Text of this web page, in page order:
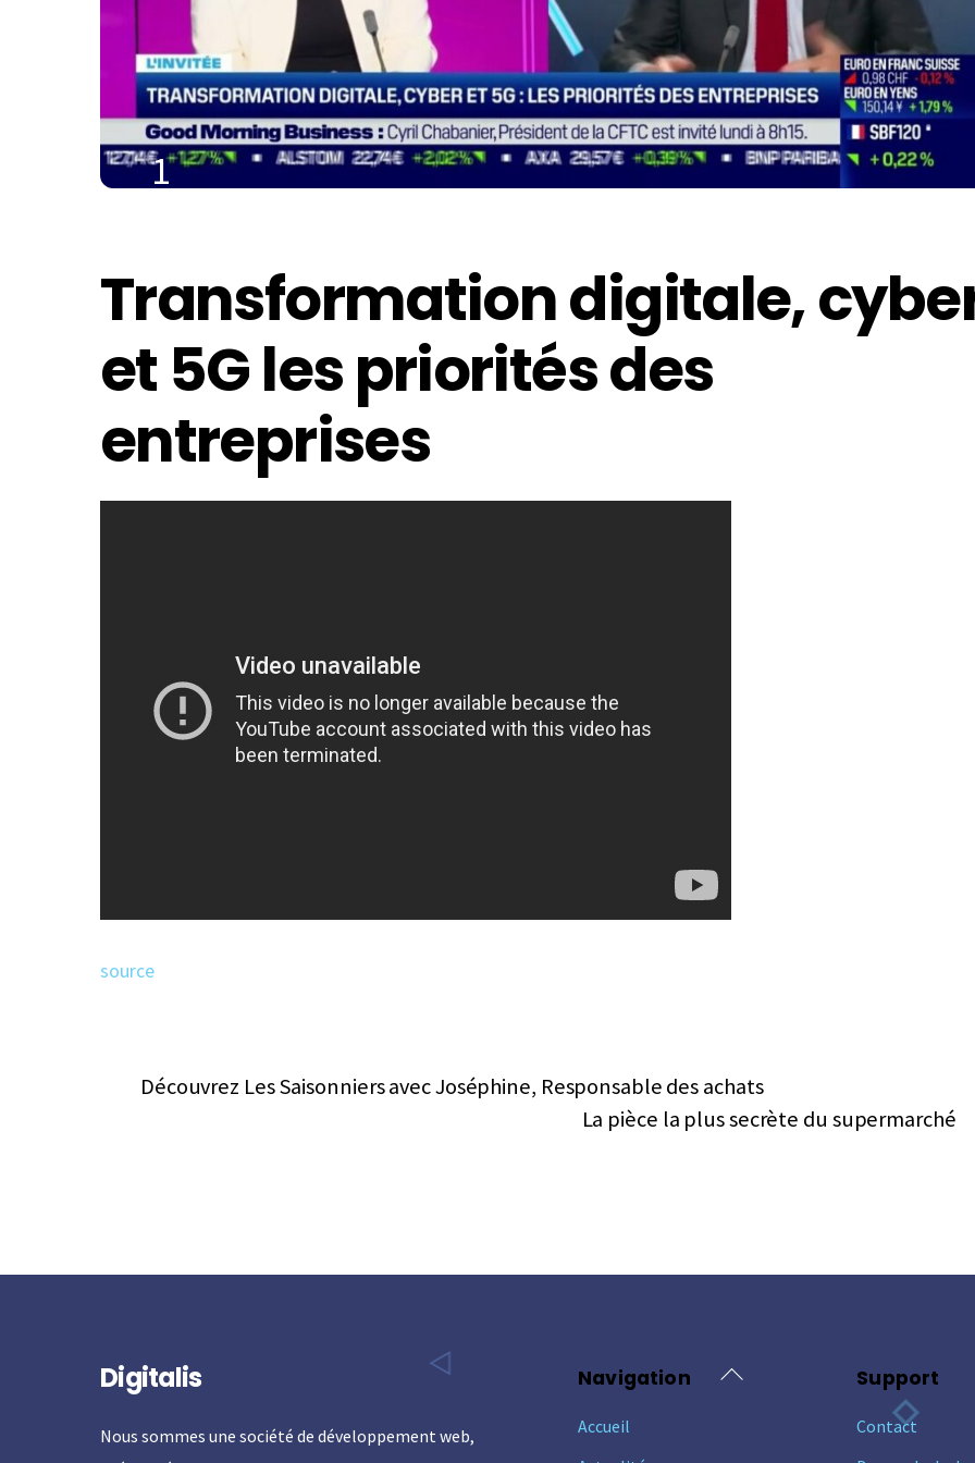
1
Transformation digitale,
et 5G les priorités des
entreprises
source
Découvrez Les Saisonniers avec Joséphine, Responsable des achats
La pièce la plus secrète du supermarché
Back
Digitalis
Nous sommes une société de développement web,
Navigation
Accueil
Support
Contact